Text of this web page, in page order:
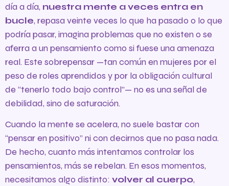
día a día, nuestra mente a veces entra en
bucle, repasa veinte veces lo que ha pasado o lo que
podría pasar, imagina problemas que no existen o se
aferra a un pensamiento como si fuese una amenaza
real. Este sobrepensar —tan común en mujeres por el
peso de roles aprendidos y por la obligación cultural
de “tenerlo todo bajo control”— no es una señal de
debilidad, sino de saturación.
Cuando la mente se acelera, no suele bastar con
“pensar en positivo” ni con decirnos que no pasa nada.
De hecho, cuanto más intentamos controlar los
pensamientos, más se rebelan. En esos momentos,
necesitamos algo distinto: volver al cuerpo,